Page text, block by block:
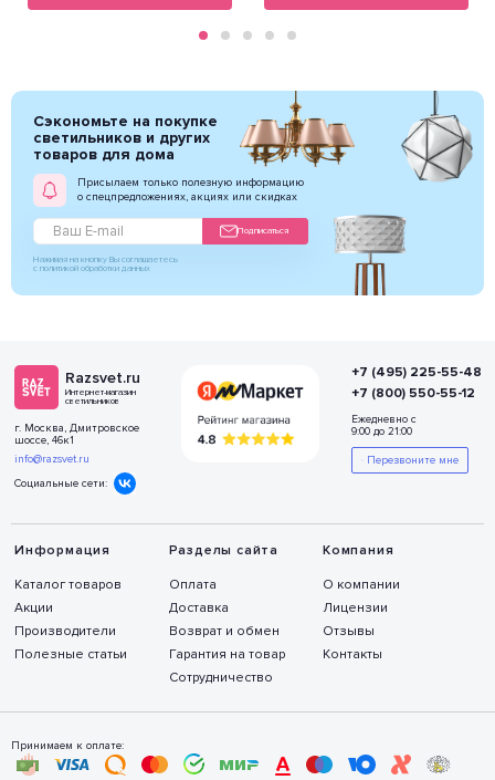
Сэкономьте на покупке
светильников и других
товаров для дома
Присылаем только полезную информацию
о спецпредложениях, акциях или скидках
Подписаться
Нажимая на кнопку Вы соглашаетесь
с политикой обработки данных
Razsvet.ru
Интернет-магазин
светильников
г. Москва, Дмитровское
шоссе, 46к1
info@razsvet.ru
Социальные сети:
Информация
Каталог товаров
Акции
Производители
Полезные статьи
Разделы сайта
Оплата
Доставка
Возврат и обмен
Гарантия на товар
Сотрудничество
Компания
О компании
Лицензии
Отзывы
Контакты
+7 (495) 225-55-48
+7 (800) 550-55-12
Ежедневно с
9:00 до 21:00
Перезвоните мне
Принимаем к оплате: